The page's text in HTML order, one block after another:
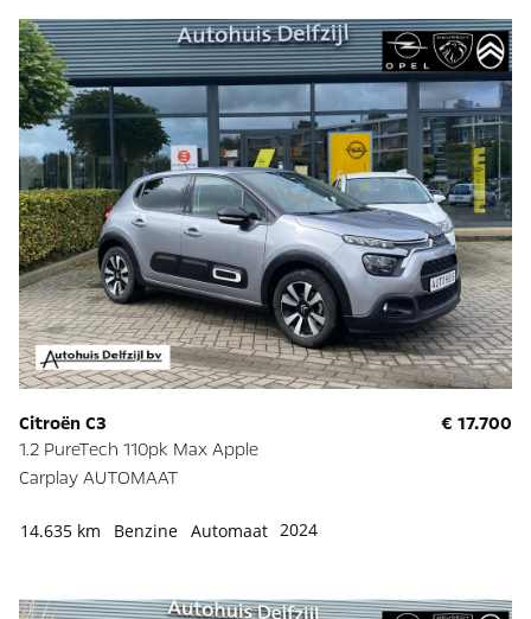
Citroën C3
1.2 PureTech 110pk Max Apple
Carplay AUTOMAAT
€ 17.700
14.635 km Benzine Automaat 2024